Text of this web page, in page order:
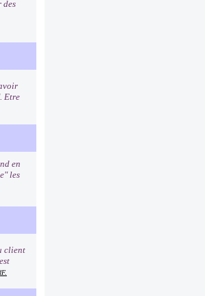
des
Etre
en
les
client